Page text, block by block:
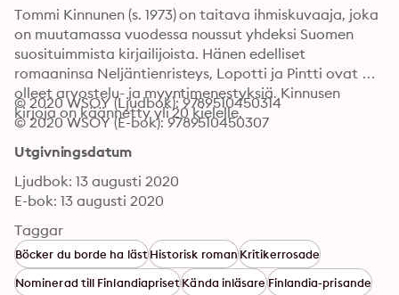
Tommi Kinnunen (s. 1973) on taitava ihmiskuvaaja, joka
on muutamassa vuodessa noussut yhdeksi Suomen
suosituimmista kirjailijoista. Hänen edelliset
romaaninsa Neljäntienristeys, Lopotti ja Pintti ovat
olleet arvostelu- ja myyntimenestyksiä. Kinnusen
kirjoja on käännetty yli 20 kielelle.
© 2020 WSOY (Ljudbok): 9789510450314
© 2020 WSOY (E-bok): 9789510450307
Utgivningsdatum
Ljudbok: 13 augusti 2020
E-bok: 13 augusti 2020
Taggar
Böcker du borde ha lästHistorisk romanKritikerrosade
Nominerad till FinlandiaprisetKända inläsareFinlandia-prisande